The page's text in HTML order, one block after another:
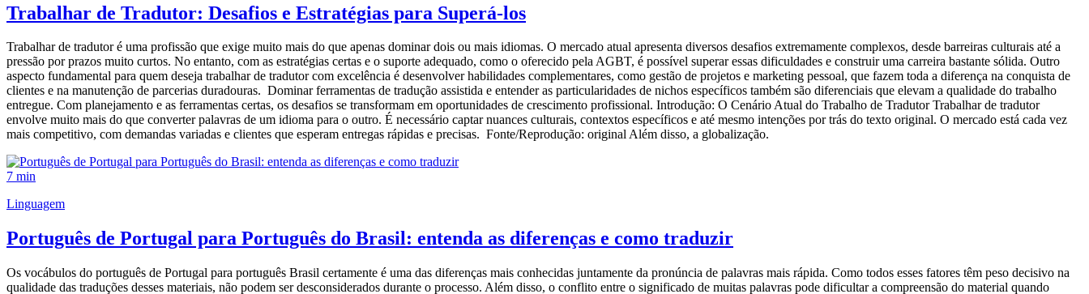
Trabalhar de Tradutor: Desafios e Estratégias para Superá-los
Trabalhar de tradutor é uma profissão que exige muito mais do que apenas dominar dois ou mais idiomas. O mercado atual apresenta diversos desafios extremamente complexos, desde barreiras culturais até a
pressão por prazos muito curtos. No entanto, com as estratégias certas e o suporte adequado, como o oferecido pela AGBT, é possível superar essas dificuldades e construir uma carreira bastante sólida. Outro
aspecto fundamental para quem deseja trabalhar de tradutor com excelência é desenvolver habilidades complementares, como gestão de projetos e marketing pessoal, que fazem toda a diferença na conquista de
clientes e na manutenção de parcerias duradouras. Dominar ferramentas de tradução assistida e entender as particularidades de nichos específicos também são diferenciais que elevam a qualidade do trabalho
entregue. Com planejamento e as ferramentas certas, os desafios se transformam em oportunidades de crescimento profissional. Introdução: O Cenário Atual do Trabalho de Tradutor Trabalhar de tradutor
envolve muito mais do que converter palavras de um idioma para o outro. É necessário captar nuances culturais, contextos específicos e até mesmo intenções por trás do texto original. O mercado está cada vez
mais competitivo, com demandas variadas e clientes que esperam entregas rápidas e precisas. Fonte/Reprodução: original Além disso, a globalização.
7 min
Linguagem
Português de Portugal para Português do Brasil: entenda as diferenças e como traduzir
Os vocábulos do português de Portugal para português Brasil certamente é uma das diferenças mais conhecidas juntamente da pronúncia de palavras mais rápida. Como todos esses fatores têm peso decisivo na
qualidade das traduções desses materiais, não podem ser desconsiderados durante o processo. Além disso, o conflito entre o significado de muitas palavras pode dificultar a compreensão do material quando